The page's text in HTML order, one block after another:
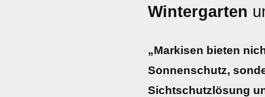
Wintergarten
„Markisen bieten
Sonnenschutz,
Sichtschutzlösung